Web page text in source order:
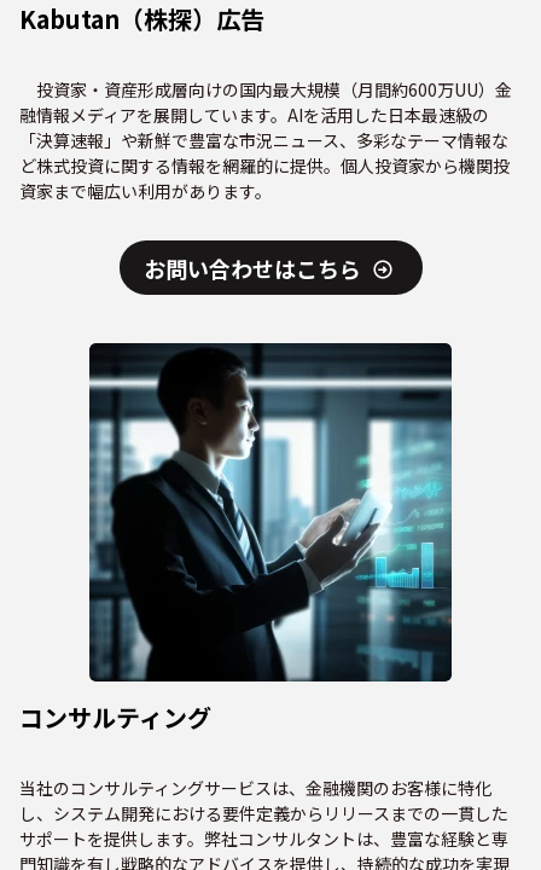
Kabutan（株探）広告
投資家・資産形成層向けの国内最大規模（月間約600万UU）金
融情報メディアを展開しています。AIを活用した日本最速級の
「決算速報」や新鮮で豊富な市況ニュース、多彩なテーマ情報な
ど株式投資に関する情報を網羅的に提供。個人投資家から機関投
資家まで幅広い利用があります。
お問い合わせはこちら
コンサルティング
当社のコンサルティングサービスは、金融機関のお客様に特化
し、システム開発における要件定義からリリースまでの一貫した
サポートを提供します。弊社コンサルタントは、豊富な経験と専
門知識を有し戦略的なアドバイスを提供し、持続的な成功を実現